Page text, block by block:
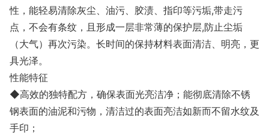
性，能轻易清除灰尘、油污、胶渍、指印等污垢,带走污
点，不会有条纹，且形成一层非常薄的保护层,防止尘垢
（大气）再次污染。长时间的保持材料表面清洁、明亮，更
具光泽。
性能特征
◆高效的独特配方，确保表面光亮洁净；能彻底清除不锈
钢表面的油泥和污物，清洁过的表面亮洁如新而不留水纹及
手印；